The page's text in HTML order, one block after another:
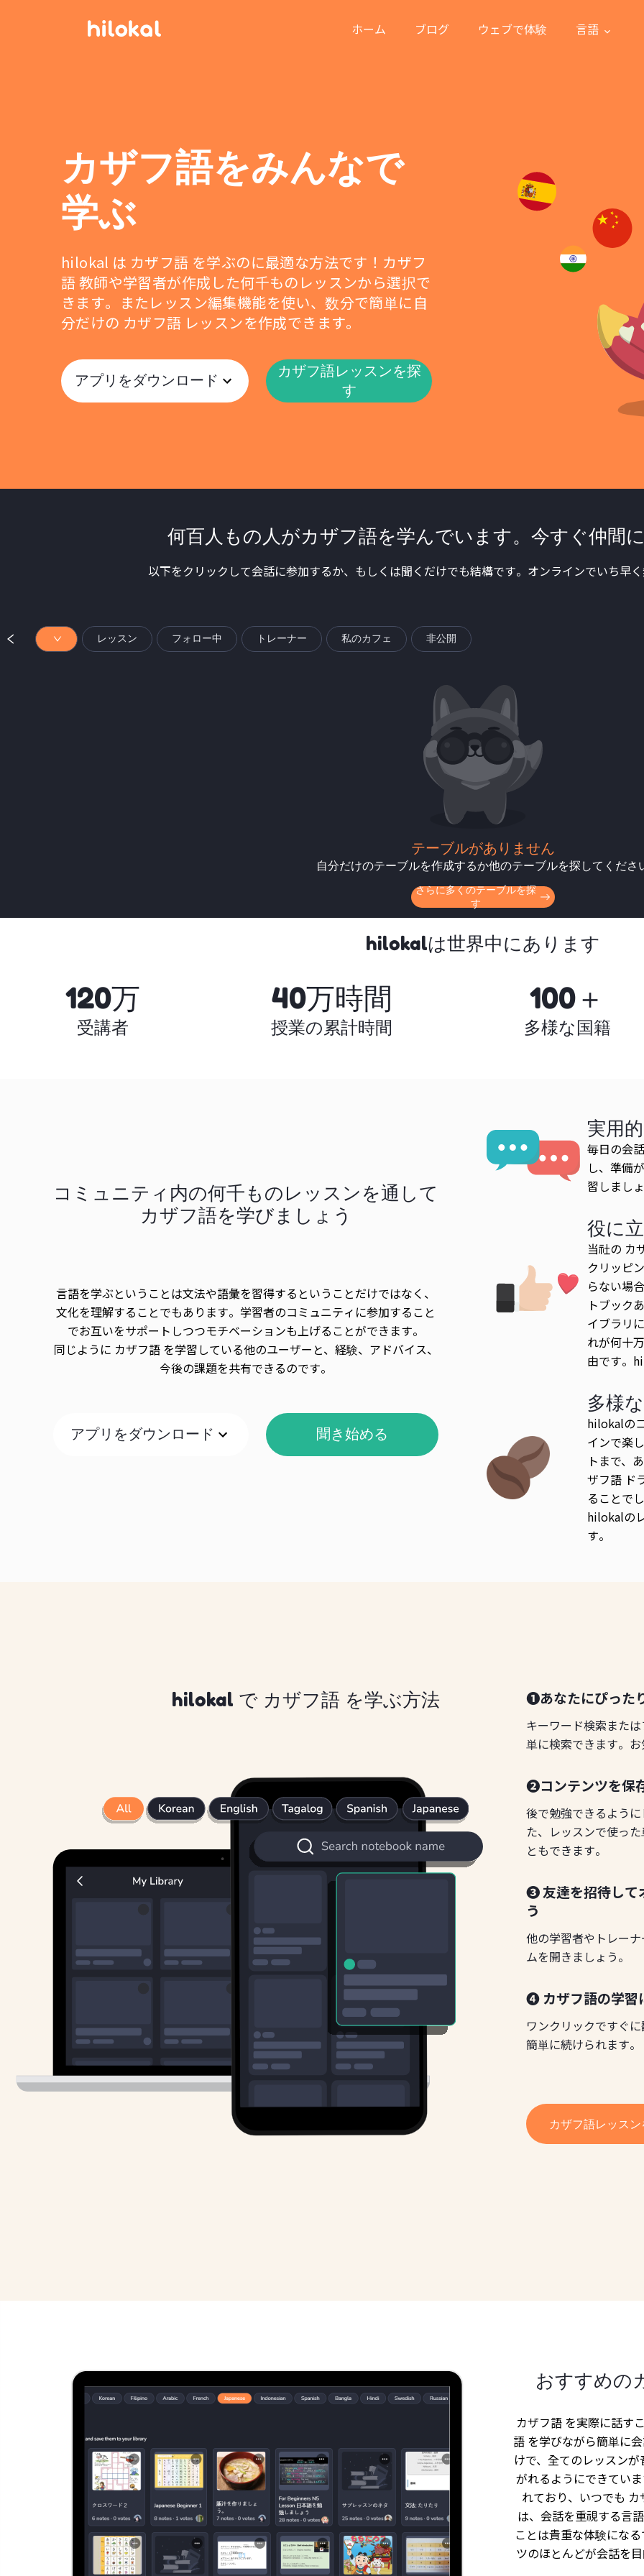
ホーム ブログ ウェブで体験 言語
カザフ語をみんなで
学ぶ
hilokal は カザフ語 を学ぶのに最適な方法です！カザフ
語 教師や学習者が作成した何千ものレッスンから選択で
きます。またレッスン編集機能を使い、数分で簡単に自
分だけの カザフ語 レッスンを作成できます。
アプリをダウンロード
カザフ語レッスンを探
す
何百人もの人がカザフ語を学んでいます。今すぐ仲間
以下をクリックして会話に参加するか、もしくは聞くだけでも結構です。オンラインでいち早
レッスン フォロー中 トレーナー 私のカフェ 非公開
テーブルがありません
自分だけのテーブルを作成するか他のテーブルを探してくださ
さらに多くのテーブルを探
す
hilokalは世界中にあります
120万
受講者
40万時間
授業の累計時間
100＋
多様な国籍
コミュニティ内の何千ものレッスンを通して
カザフ語を学びましょう
言語を学ぶということは文法や語彙を習得するということだけではなく、
文化を理解することでもあります。学習者のコミュニティに参加すること
でお互いをサポートしつつモチベーションも上げることができます。
同じように カザフ語 を学習している他のユーザーと、経験、アドバイス、
今後の課題を共有できるのです。
アプリをダウンロード 聞き始める
実用
毎日の会
し、準備
習しまし
役に
当社の カ
クリッピ
らない場
トブック
イブラリ
れが何十
由です。
多様
hilokalの
インで楽
トまで、
ザフ語 ド
ることで
hilokalの
す。
hilokal で カザフ語 を学ぶ方法 ❶あなたにぴった
キーワード検索また
単に検索できます。
❷コンテンツを保
後で勉強できるよう
た、レッスンで使っ
ともできます。
❸ 友達を招待して
う
他の学習者やトレー
ムを開きましょう。
❹ カザフ語の学習
ワンクリックですぐ
簡単に続けられます。
カザフ語レッス
おすすめの
カザフ語 を実際に話す
語 を学びながら簡単に
けで、全てのレッスン
がれるようにできてい
れており、いつでも
は、会話を重視する言
ことは貴重な体験にな
ツのほとんどが会話を